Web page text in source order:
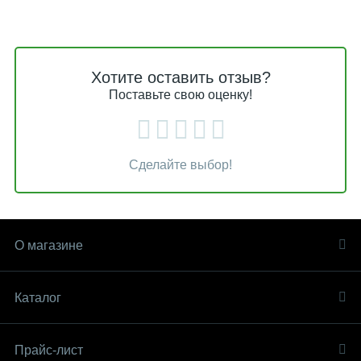
Хотите оставить отзыв?
Поставьте свою оценку!
Сделайте выбор!
О магазине
Каталог
Прайс-лист